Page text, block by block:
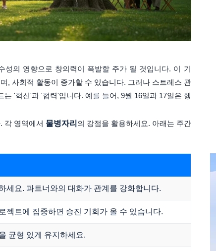
성의 영향으로 창의력이 폭발할 주가 될 것입니다. 이 기
, 사회적 활동이 증가할 수 있습니다. 그러나 스트레스 관
'혁신'과 '협력'입니다. 예를 들어, 9월 16일과 17일은 행
각 영역에서 물병자리 의 강점을 활용하세요. 아래는 주간
세요. 파트너와의 대화가 관계를 강화합니다.
젝트에 집중하면 승진 기회가 올 수 있습니다.
균형 있게 유지하세요.